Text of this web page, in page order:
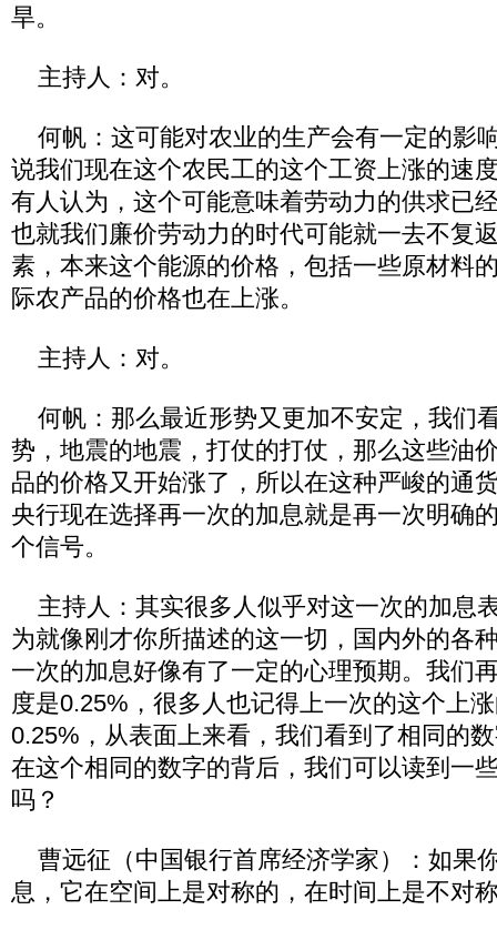
旱。
主持人：对。
何帆：这可能对农业的生产会有一定的影
说我们现在这个农民工的这个工资上涨的速
有人认为，这个可能意味着劳动力的供求已
也就我们廉价劳动力的时代可能就一去不复
素，本来这个能源的价格，包括一些原材料
际农产品的价格也在上涨。
主持人：对。
何帆：那么最近形势又更加不安定，我们
势，地震的地震，打仗的打仗，那么这些油
品的价格又开始涨了，所以在这种严峻的通
央行现在选择再一次的加息就是再一次明确
个信号。
主持人：其实很多人似乎对这一次的加息
为就像刚才你所描述的这一切，国内外的各
一次的加息好像有了一定的心理预期。我们
度是0.25%，很多人也记得上一次的这个上
0.25%，从表面上来看，我们看到了相同的
在这个相同的数字的背后，我们可以读到一
吗？
曹远征（中国银行首席经济学家）：如果
息，它在空间上是对称的，在时间上是不对